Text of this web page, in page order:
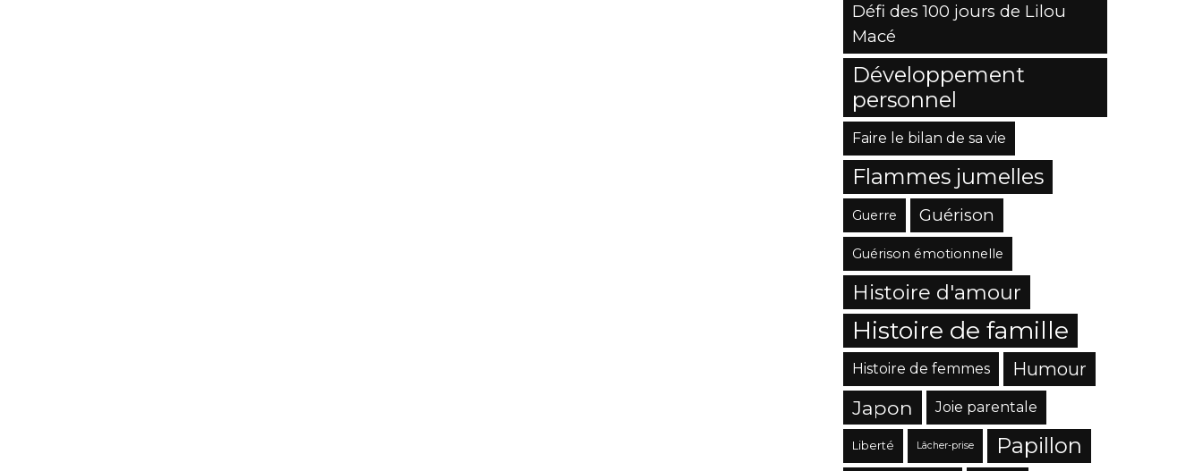
Défi des 100 jours de Lilou
Macé
Développement
personnel
Faire le bilan de sa vie
Flammes jumelles
Guerre Guérison
Guérison émotionnelle
Histoire d'amour
Histoire de famille
Histoire de femmes Humour
Japon Joie parentale
Liberté Lâcher-prise Papillon